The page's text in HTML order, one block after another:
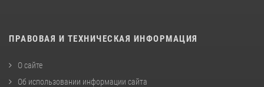
ПРАВОВАЯ И ТЕХНИЧЕСКАЯ ИНФОРМАЦИЯ
О сайте
Об использовании информации сайта